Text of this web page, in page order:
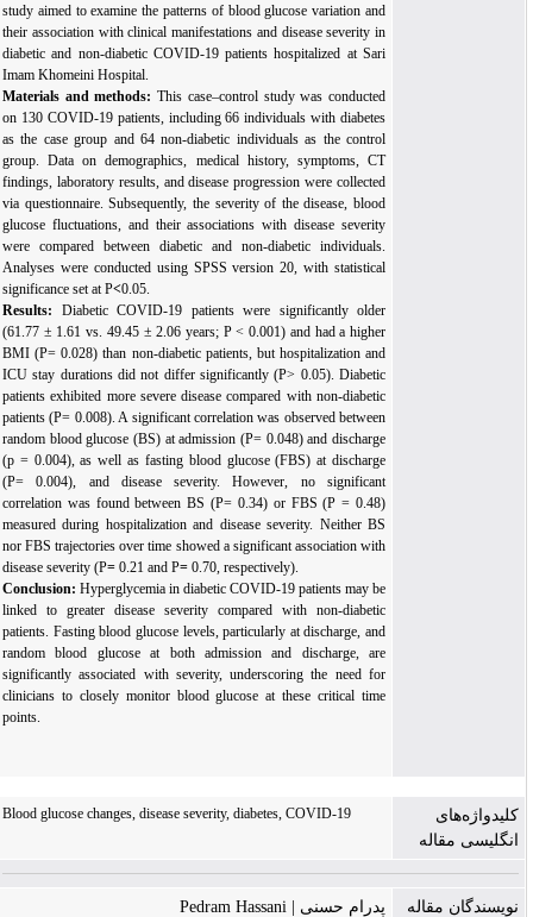
study aimed to examine the patterns of blood glucose variation and
their association with clinical manifestations and disease severity in
diabetic and non-diabetic COVID-19 patients hospitalized at Sari
Imam Khomeini Hospital.
Materials and methods:This case–control study was conducted
on 130 COVID-19 patients, including 66 individuals with diabetes
as the case group and 64 non-diabetic individuals as the control
group. Data on demographics, medical history, symptoms, CT
findings, laboratory results, and disease progression were collected
via questionnaire. Subsequently, the severity of the disease, blood
glucose fluctuations, and their associations with disease severity
were compared between diabetic and non-diabetic individuals.
Analyses were conducted using SPSS version 20, with statistical
significance set at P<0.05.
Results: Diabetic COVID-19 patients were significantly older
(61.77 ± 1.61 vs. 49.45 ± 2.06 years; P < 0.001) and had a higher
BMI (P= 0.028) than non-diabetic patients, but hospitalization and
ICU stay durations did not differ significantly (P> 0.05). Diabetic
patients exhibited more severe disease compared with non-diabetic
patients (P= 0.008). A significant correlation was observed between
random blood glucose (BS) at admission (P= 0.048) and discharge
(p = 0.004), as well as fasting blood glucose (FBS) at discharge
(P= 0.004), and disease severity. However, no significant
correlation was found between BS (P= 0.34) or FBS (P = 0.48)
measured during hospitalization and disease severity. Neither BS
nor FBS trajectories over time showed a significant association with
disease severity (P =0.21 and P =0.70, respectively).
Conclusion:Hyperglycemia in diabetic COVID-19 patients may be
linked to greater disease severity compared with non-diabetic
patients. Fasting blood glucose levels, particularly at discharge, and
random blood glucose at both admission and discharge, are
significantly associated with severity, underscoring the need for
clinicians to closely monitor blood glucose at these critical time
points.
کلیدواژه‌های
انگلیسی مقاله
Blood glucose changes, disease severity, diabetes, COVID-19
نویسندگان مقاله
پدرام حسنی | Pedram Hassani